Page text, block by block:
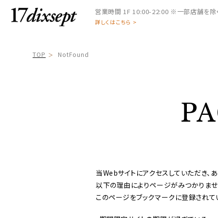
営業時間1F 10:00-22:00 ※一部店舗
詳しくはこちら >
TOP NotFound
当Webサイトにアクセスしていただき、
以下の理由によりページがみつかりませ
このページをブックマークに登録され